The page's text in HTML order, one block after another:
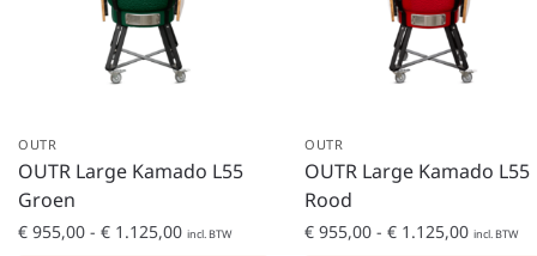
OUTR
OUTR Large Kamado L55
Groen
€ 955,00 - € 1.125,00 incl. BTW
OUTR
OUTR Large Kamado L55
Rood
€ 955,00 - € 1.125,00 incl. BTW